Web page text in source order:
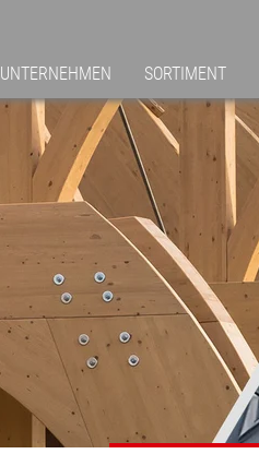
UNTERNEHMEN SORTIMENT